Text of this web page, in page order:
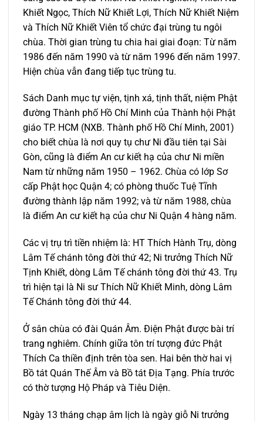
Khiết Ngọc, Thích Nữ Khiết Lợi, Thích Nữ Khiết Niệm
và Thích Nữ Khiết Viên tổ chức đại trùng tu ngôi
chùa. Thời gian trùng tu chia hai giai đoạn: Từ năm
1986 đến năm 1990 và từ năm 1996 đến năm 1997.
Hiện chùa vẫn đang tiếp tục trùng tu.
Sách Danh mục tự viện, tịnh xá, tịnh thất, niệm Phật
đường Thành phố Hồ Chí Minh của Thành hội Phật
giáo TP. HCM (NXB. Thành phố Hồ Chí Minh, 2001)
cho biết chùa là nơi quy tụ chư Ni đầu tiên tại Sài
Gòn, cũng là điểm An cư kiết hạ của chư Ni miền
Nam từ những năm 1950 – 1962. Chùa có lớp Sơ
cấp Phật học Quận 4; có phòng thuốc Tuệ Tĩnh
đường thành lập năm 1992; và từ năm 1988, chùa
là điểm An cư kiết hạ của chư Ni Quận 4 hàng năm.
Các vị trụ trì tiền nhiệm là: HT Thích Hành Trụ, dòng
Lâm Tế chánh tông đời thứ 42; Ni trưởng Thích Nữ
Tịnh Khiết, dòng Lâm Tế chánh tông đời thứ 43. Trụ
trì hiện tại là Ni sư Thích Nữ Khiết Minh, dòng Lâm
Tế Chánh tông đời thứ 44.
Ở sân chùa có đài Quán Âm. Điện Phật được bài trí
trang nghiêm. Chính giữa tôn trí tượng đức Phật
Thích Ca thiền định trên tòa sen. Hai bên thờ hai vị
Bồ tát Quán Thế Âm và Bồ tát Địa Tạng. Phía trước
có thờ tượng Hộ Pháp và Tiêu Diện.
Ngày 13 tháng chạp âm lịch là ngày giỗ Ni trưởng